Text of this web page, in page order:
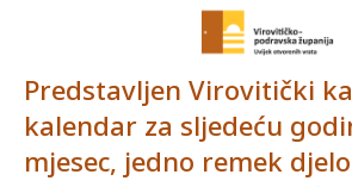
Predstavljen Virovitički
kalendar za sljedeću
mjesec, jedno remek